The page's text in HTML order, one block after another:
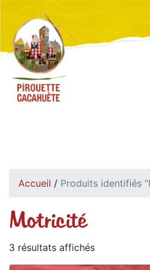
Accueil / Produits identifiés
Motricité
3 résultats affichés